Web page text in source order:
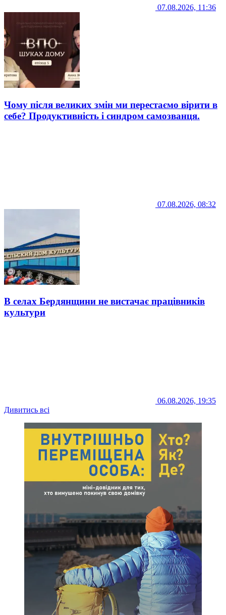
07.08.2026, 11:36
Чому після великих змін ми перестаємо вірити в
себе? Продуктивність і синдром самозванця.
07.08.2026, 08:32
В селах Бердянщини не вистачає працівників
культури
06.08.2026, 19:35
Дивитись всі